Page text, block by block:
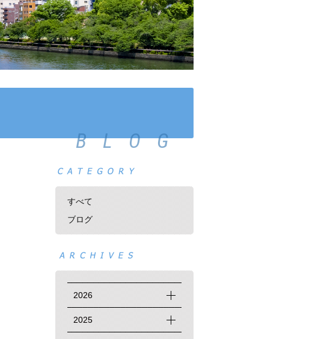
BLOG
すべて
ブログ
2026
2025